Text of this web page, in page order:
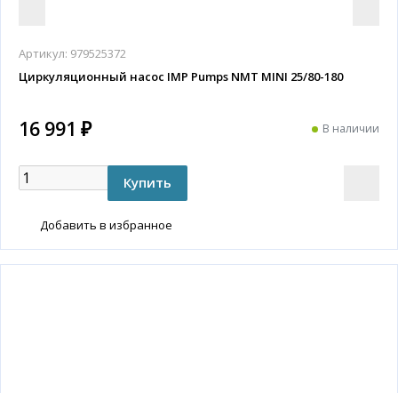
Артикул: 979525372
Циркуляционный насос IMP Pumps NMT MINI 25/80-180
16 991 ₽ В наличии
Добавить в избранное